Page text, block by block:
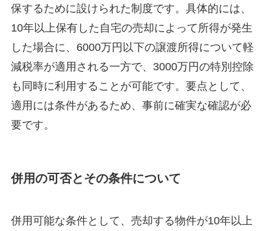
保するために設けられた制度です。具体的には、
10年以上保有した自宅の売却によって所得が発生
した場合に、6000万円以下の譲渡所得について軽
減税率が適用される一方で、3000万円の特別控除
も同時に利用することが可能です。要点として、
適用には条件があるため、事前に確実な確認が必
要です。
併用の可否とその条件について
併用可能な条件として、売却する物件が10年以上